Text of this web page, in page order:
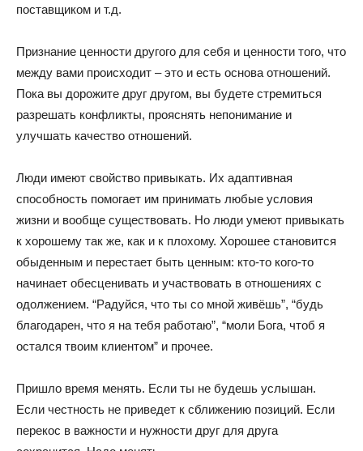
поставщиком и т.д.
Признание ценности другого для себя и ценности того, что
между вами происходит – это и есть основа отношений.
Пока вы дорожите друг другом, вы будете стремиться
разрешать конфликты, прояснять непонимание и
улучшать качество отношений.
Люди имеют свойство привыкать. Их адаптивная
способность помогает им принимать любые условия
жизни и вообще существовать. Но люди умеют привыкать
к хорошему так же, как и к плохому. Хорошее становится
обыденным и перестает быть ценным: кто-то кого-то
начинает обесценивать и участвовать в отношениях с
одолжением. “Радуйся, что ты со мной живёшь”, “будь
благодарен, что я на тебя работаю”, “моли Бога, чтоб я
остался твоим клиентом” и прочее.
Пришло время менять. Если ты не будешь услышан.
Если честность не приведет к сближению позиций. Если
перекос в важности и нужности друг для друга